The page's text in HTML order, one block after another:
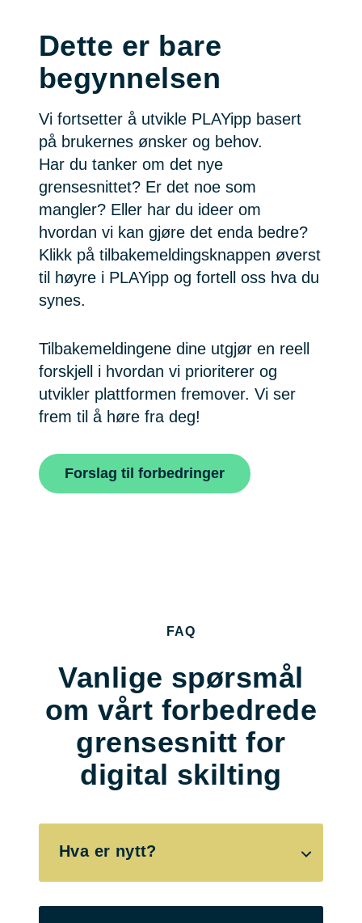
Dette er bare
begynnelsen
Vi fortsetter å utvikle PLAYipp basert
på brukernes ønsker og behov.
Har du tanker om det nye
grensesnittet? Er det noe som
mangler? Eller har du ideer om
hvordan vi kan gjøre det enda bedre?
Klikk på tilbakemeldingsknappen øverst
til høyre i PLAYipp og fortell oss hva du
synes.
Tilbakemeldingene dine utgjør en reell
forskjell i hvordan vi prioriterer og
utvikler plattformen fremover. Vi ser
frem til å høre fra deg!
Forslag til forbedringer
FAQ
Vanlige spørsmål
om vårt forbedrede
grensesnitt for
digital skilting
Hva er nytt?